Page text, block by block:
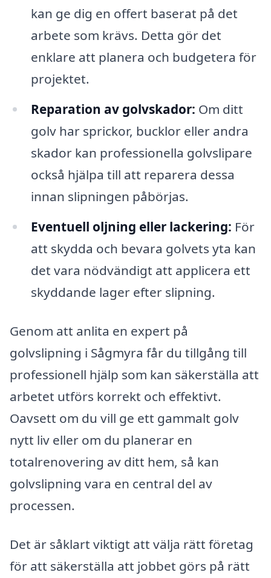
kan ge dig en offert baserat på det
arbete som krävs. Detta gör det
enklare att planera och budgetera för
projektet.
Reparation av golvskador: Om ditt
golv har sprickor, bucklor eller andra
skador kan professionella golvslipare
också hjälpa till att reparera dessa
innan slipningen påbörjas.
Eventuell oljning eller lackering: För
att skydda och bevara golvets yta kan
det vara nödvändigt att applicera ett
skyddande lager efter slipning.
Genom att anlita en expert på
golvslipning i Sågmyra får du tillgång till
professionell hjälp som kan säkerställa att
arbetet utförs korrekt och effektivt.
Oavsett om du vill ge ett gammalt golv
nytt liv eller om du planerar en
totalrenovering av ditt hem, så kan
golvslipning vara en central del av
processen.
Det är såklart viktigt att välja rätt företag
för att säkerställa att jobbet görs på rätt